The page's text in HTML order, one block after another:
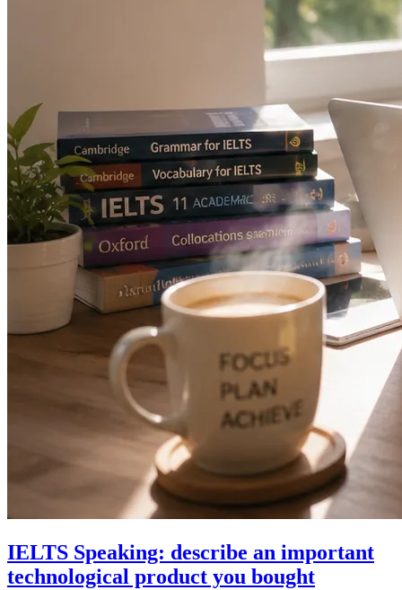
IELTS Speaking: describe an important
technological product you bought